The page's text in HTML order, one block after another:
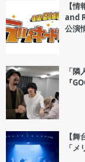
【
and
公演
「
『
【
「